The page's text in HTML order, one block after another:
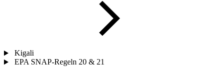
Kigali
EPA SNAP-Regeln 20 & 21